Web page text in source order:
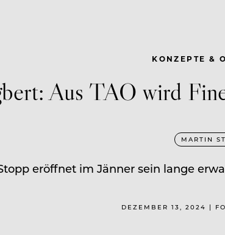
KONZEPTE &
Aus TAO wird
MARTIN
eröffnet im Jänner sein lange
DEZEMBER 13, 2024 |